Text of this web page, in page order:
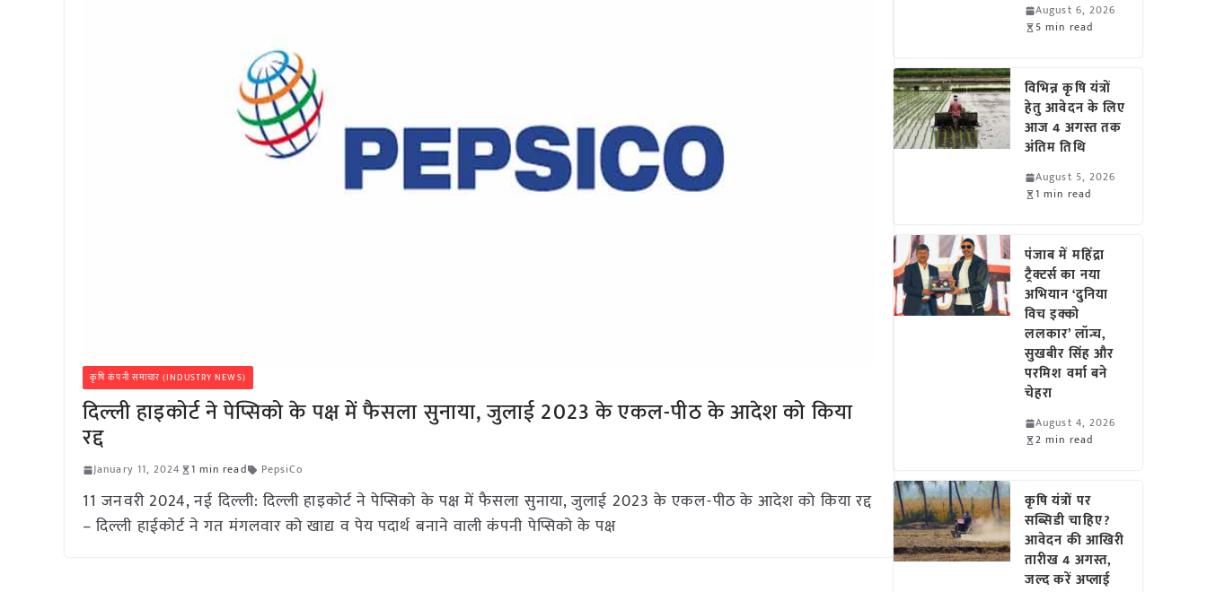
कृषि कंपनी समाचार (INDUSTRY NEWS)
दिल्ली हाइकोर्ट ने पेप्सिको के पक्ष में फैसला सुनाया, जुलाई 2023 के एकल-पीठ के आदेश को किया
रद्द
January 11, 2024 1 min read PepsiCo
11 जनवरी 2024, नई दिल्ली: दिल्ली हाइकोर्ट ने पेप्सिको के पक्ष में फैसला सुनाया, जुलाई 2023 के एकल-पीठ के आदेश को किया रद्द
– दिल्ली हाईकोर्ट ने गत मंगलवार को खाद्य व पेय पदार्थ बनाने वाली कंपनी पेप्सिको के पक्ष
August 6, 2026
5 min read
विभिन्न कृषि यंत्रों
हेतु आवेदन के लिए
आज 4 अगस्त तक
अंतिम तिथि
August 5, 2026
1 min read
पंजाब में महिंद्रा
ट्रैक्टर्स का नया
अभियान ‘दुनिया
विच इक्को
ललकार’ लॉन्च,
सुखबीर सिंह और
परमिश वर्मा बने
चेहरा
August 4, 2026
2 min read
कृषि यंत्रों पर
सब्सिडी चाहिए?
आवेदन की आखिरी
तारीख 4 अगस्त,
जल्द करें अप्लाई